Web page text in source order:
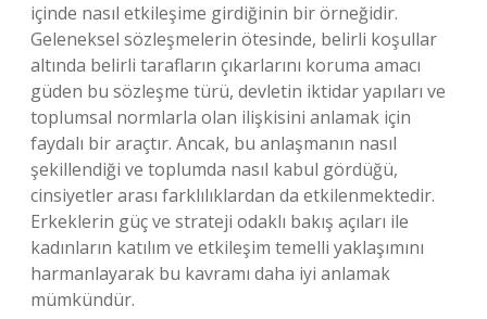
içinde nasıl etkileşime girdiğinin bir örneğidir.
Geleneksel sözleşmelerin ötesinde, belirli koşullar
altında belirli tarafların çıkarlarını koruma amacı
güden bu sözleşme türü, devletin iktidar yapıları ve
toplumsal normlarla olan ilişkisini anlamak için
faydalı bir araçtır. Ancak, bu anlaşmanın nasıl
şekillendiği ve toplumda nasıl kabul gördüğü,
cinsiyetler arası farklılıklardan da etkilenmektedir.
Erkeklerin güç ve strateji odaklı bakış açıları ile
kadınların katılım ve etkileşim temelli yaklaşımını
harmanlayarak bu kavramı daha iyi anlamak
mümkündür.